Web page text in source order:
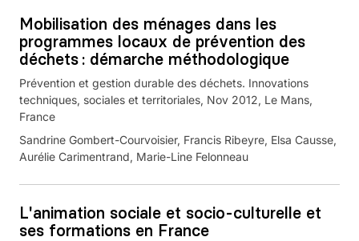
Mobilisation des ménages dans les
programmes locaux de prévention des
déchets : démarche méthodologique
Prévention et gestion durable des déchets. Innovations
techniques, sociales et territoriales, Nov 2012, Le Mans,
France
Sandrine Gombert-Courvoisier, Francis Ribeyre, Elsa Causse,
Aurélie Carimentrand, Marie-Line Felonneau
L'animation sociale et socio-culturelle et
ses formations en France